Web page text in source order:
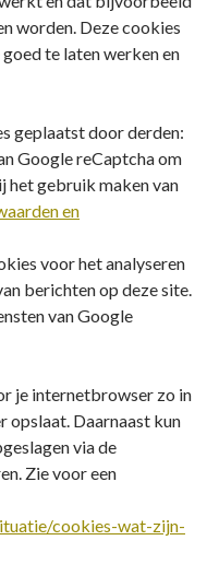
worden. Deze cookies
te laten werken en
geplaatst door derden:
Google reCaptcha om
het gebruik maken van
en
voor het analyseren
berichten op deze site.
van Google
je internetbrowser zo in
opslaat. Daarnaast kun
via de
Zie voor een
cookies-wat-zijn-